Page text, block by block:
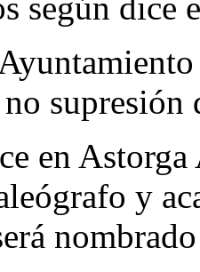
supresión
en
y